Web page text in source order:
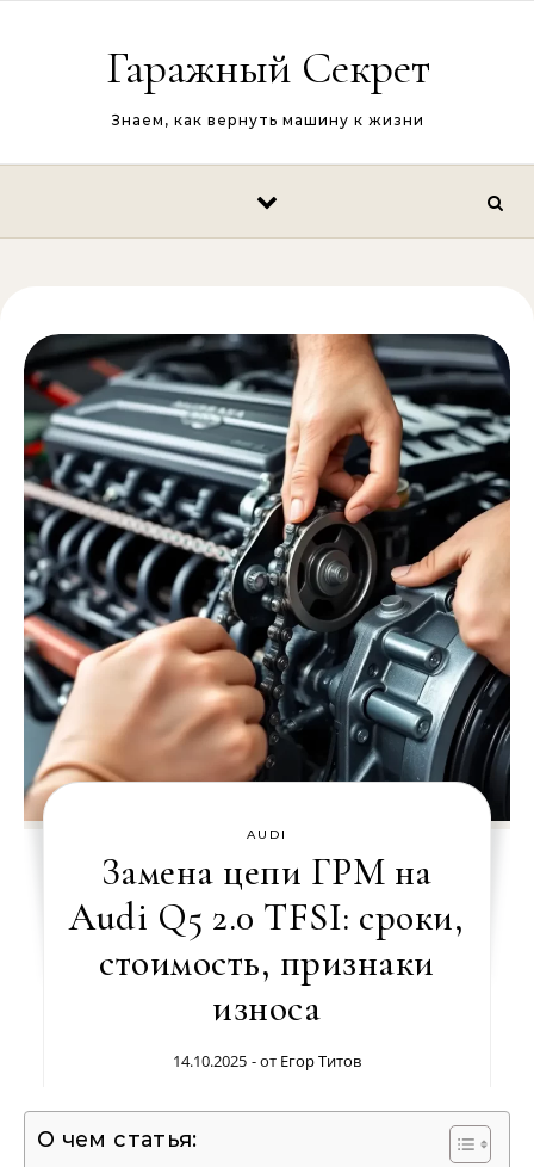
Гаражный Секрет
Знаем, как вернуть машину к жизни
AUDI
Замена цепи ГРМ на
Audi Q5 2.0 TFSI: сроки,
стоимость, признаки
износа
14.10.2025 - от Егор Титов
О чем статья: